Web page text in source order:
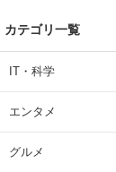
カテゴリ一覧
IT・科学
エンタメ
グルメ